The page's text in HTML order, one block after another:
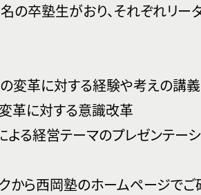
の卒塾生がおり、それぞれリー
変革に対する経験や考えの講義
革に対する意識改革
よる経営テーマのプレゼンテー
から西岡塾のホームページでご